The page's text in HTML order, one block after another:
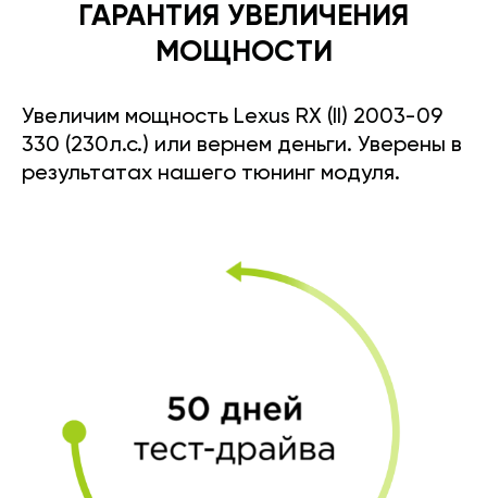
ГАРАНТИЯ УВЕЛИЧЕНИЯ
МОЩНОСТИ
Увеличим мощность Lexus RX (II) 2003-09
330 (230л.с.) или вернем деньги. Уверены в
результатах нашего тюнинг модуля.